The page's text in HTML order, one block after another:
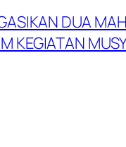
DUA
KEGIATAN